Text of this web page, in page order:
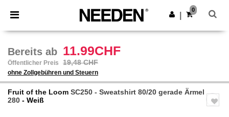
× Needen App
Bessere Preise in der App!
App holen
0
Bereits ab 11.99CHF
Öffentlicher Preis 19,48 CHF
ohne Zollgebühren und Steuern
Fruit of the Loom SC250 - Sweatshirt 80/20 gerade Ärmel
280 - Weiß